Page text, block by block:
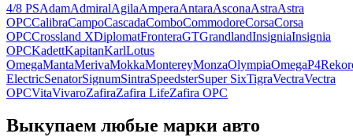
4/8 PSAdamAdmiralAgilaAmperaAntaraAsconaAstraAstra
OPCCalibraCampoCascadaComboCommodoreCorsaCorsa
OPCCrossland XDiplomatFronteraGTGrandlandInsigniaInsignia
OPCKadettKapitanKarlLotus
OmegaMantaMerivaMokkaMontereyMonzaOlympiaOmegaP4
ElectricSenatorSignumSintraSpeedsterSuper SixTigraVectraVectra
OPCVitaVivaroZafiraZafira LifeZafira OPC
Выкупаем любые марки авто